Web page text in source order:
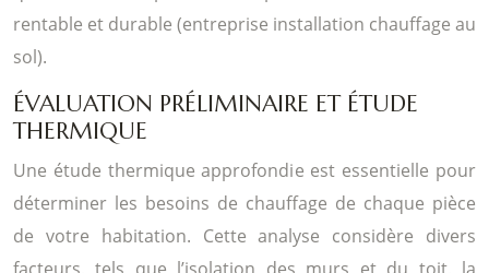
rentable et durable (entreprise installation chauffage au
sol).
ÉVALUATION PRÉLIMINAIRE ET ÉTUDE
THERMIQUE
Une étude thermique approfondie est essentielle pour
déterminer les besoins de chauffage de chaque pièce
de votre habitation. Cette analyse considère divers